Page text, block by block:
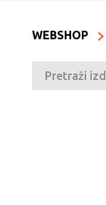
WEBSHOP